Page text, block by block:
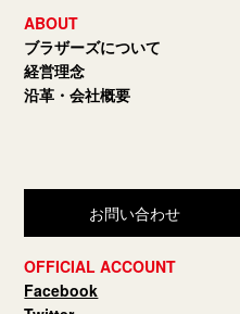
ABOUT
ブラザーズについて
経営理念
沿革・会社概要
お問い合わせ
OFFICIAL ACCOUNT
Facebook